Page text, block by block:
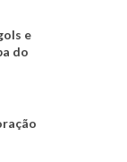
e
do